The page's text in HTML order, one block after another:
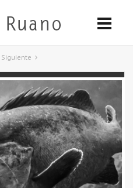
Siguiente